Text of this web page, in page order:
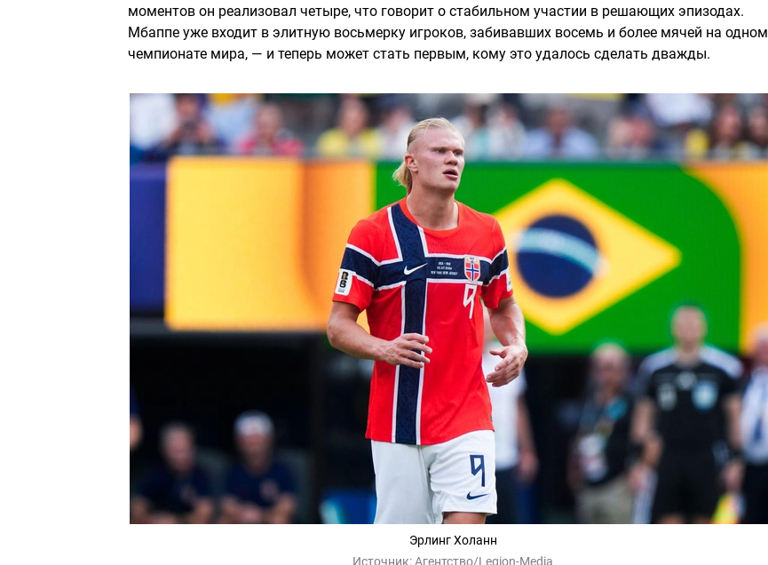
моментов он реализовал четыре, что говорит о стабильном участии в решающих эпизодах.
Мбаппе уже входит в элитную восьмерку игроков, забивавших восемь и более мячей на одном
чемпионате мира, — и теперь может стать первым, кому это удалось сделать дважды.
Эрлинг Холанн
Источник:Агентство/Legion-Media